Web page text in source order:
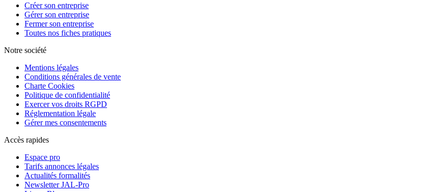
Créer son entreprise
Gérer son entreprise
Fermer son entreprise
Toutes nos fiches pratiques
Notre société
Mentions légales
Conditions générales de vente
Charte Cookies
Politique de confidentialité
Exercer vos droits RGPD
Réglementation légale
Gérer mes consentements
Accès rapides
Espace pro
Tarifs annonces légales
Actualités formalités
Newsletter JAL-Pro